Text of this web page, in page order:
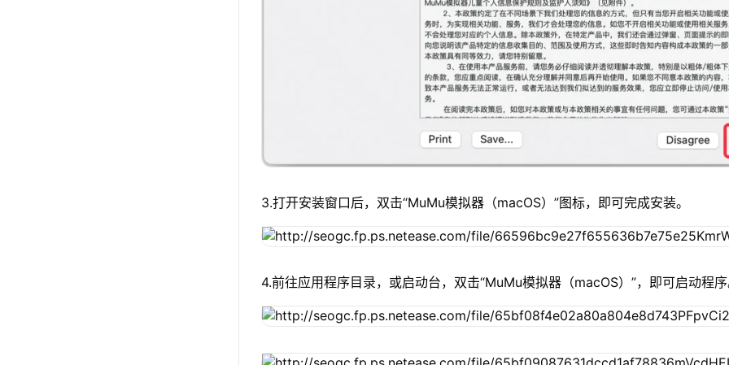
3.打开安装窗口后，双击“MuMu模拟器（macOS）”图标，即可完成安装。
4.前往应用程序目录，或启动台，双击“MuMu模拟器（macOS）”，即可启动程